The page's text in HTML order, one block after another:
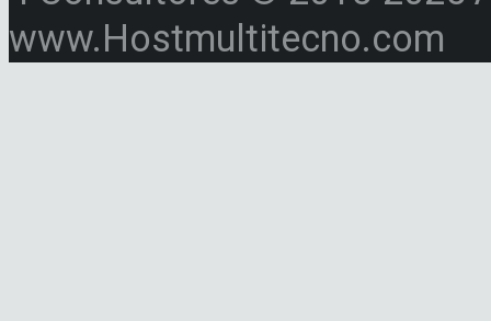
www.Hostmultitecno.com